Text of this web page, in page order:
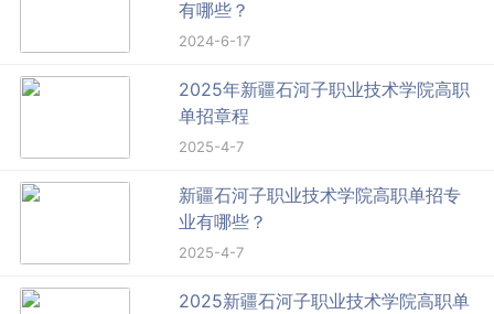
有哪些？
2024-6-17
2025年新疆石河子职业技术学院高职
单招章程
2025-4-7
新疆石河子职业技术学院高职单招专
业有哪些？
2025-4-7
2025新疆石河子职业技术学院高职单